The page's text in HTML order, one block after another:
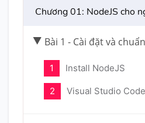
Chương 01: NodeJS cho
Bài 1 - Cài đặt và
1 Install NodeJS
2 Visual Studio Code